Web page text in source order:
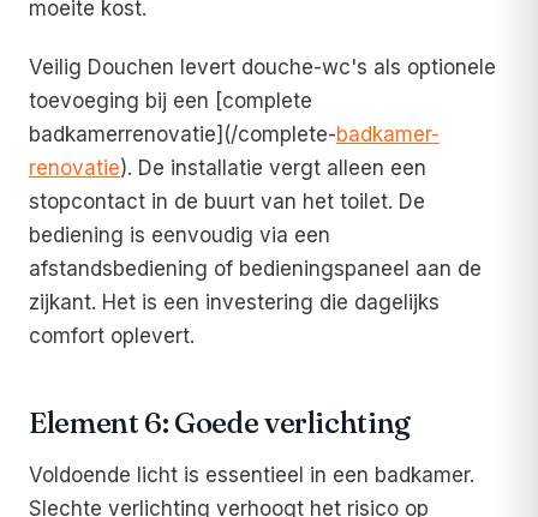
moeite kost.
Veilig Douchen levert douche-wc's als optionele
toevoeging bij een [complete
badkamerrenovatie](/complete-badkamer-
renovatie). De installatie vergt alleen een
stopcontact in de buurt van het toilet. De
bediening is eenvoudig via een
afstandsbediening of bedieningspaneel aan de
zijkant. Het is een investering die dagelijks
comfort oplevert.
Element 6: Goede verlichting
Voldoende licht is essentieel in een badkamer.
Slechte verlichting verhoogt het risico op